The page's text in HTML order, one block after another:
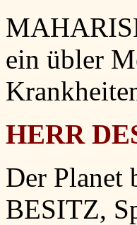
ein übler
HERR
Der Planet
BESITZ,